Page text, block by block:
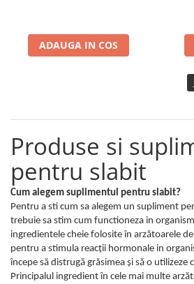
ADAUGA IN COS
Produse si
pentru slabit
Cum alegem suplimentul pentru slabit?
Pentru a sti cum sa alegem un supliment
trebuie sa stim cum functioneza in
ingredientele cheie folosite în arzătoarele
pentru a stimula reacții hormonale in
începe să distrugă grăsimea și să o utilizeze
Principalul ingredient în cele mai multe